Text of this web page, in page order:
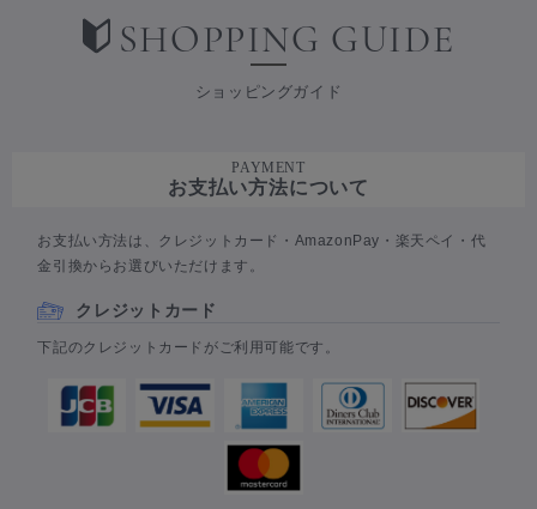
SHOPPING GUIDE
ショッピングガイド
PAYMENT
お支払い方法について
お支払い方法は、クレジットカード・AmazonPay・楽天ペイ・代
金引換からお選びいただけます。
クレジットカード
下記のクレジットカードがご利用可能です。